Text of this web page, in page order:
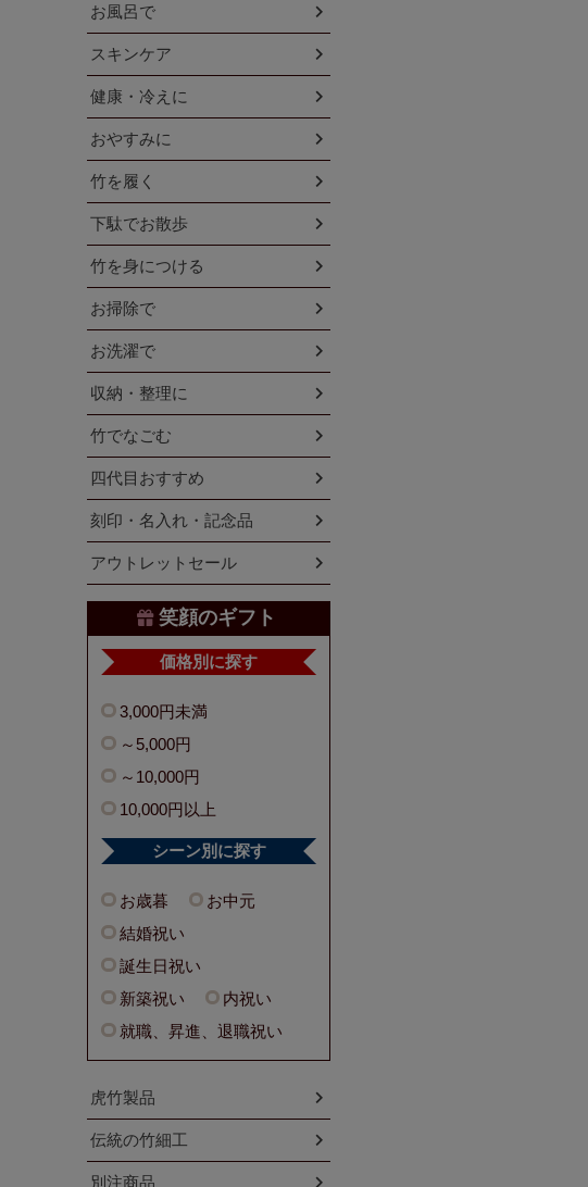
お風呂で
スキンケア
健康・冷えに
おやすみに
竹を履く
下駄でお散歩
竹を身につける
お掃除で
お洗濯で
収納・整理に
竹でなごむ
四代目おすすめ
刻印・名入れ・記念品
アウトレットセール
笑顔のギフト
価格別に探す
3,000円未満
～5,000円
～10,000円
10,000円以上
シーン別に探す
お歳暮
お中元
結婚祝い
誕生日祝い
新築祝い
内祝い
就職、昇進、退職祝い
虎竹製品
伝統の竹細工
別注商品